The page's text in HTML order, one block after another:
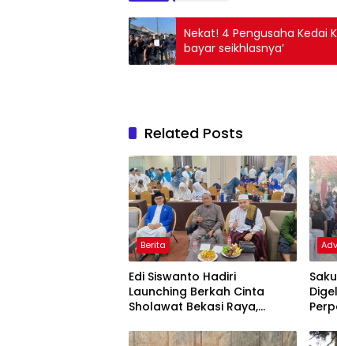
Nekat! 4 Pengusaha Kedai
bayar seikhlasnya’
Related Posts
Berita
Edi Siswanto Hadiri
Launching Berkah Cinta
Sholawat Bekasi Raya,
yang Amanah